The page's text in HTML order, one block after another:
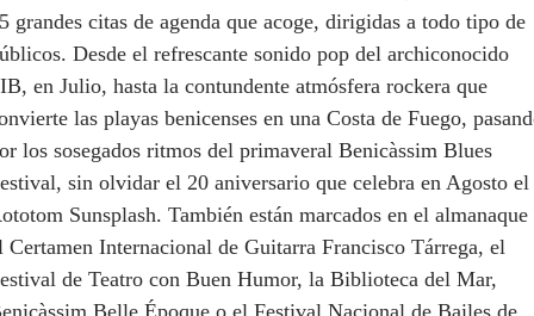
grandes citas de agenda que acoge, dirigidas a todo tipo de
Desde el refrescante sonido pop del archiconocido
en Julio, hasta la contundente atmósfera rockera que
las playas benicenses en una Costa de Fuego,
los sosegados ritmos del primaveral Benicàssim Blues
sin olvidar el 20 aniversario que celebra en Agosto el
Sunsplash. También están marcados en el almanaque
Certamen Internacional de Guitarra Francisco Tárrega, el
de Teatro con Buen Humor, la Biblioteca del Mar,